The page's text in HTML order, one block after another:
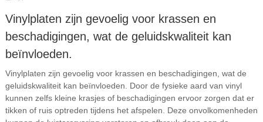
Vinylplaten zijn gevoelig voor krassen en
beschadigingen, wat de geluidskwaliteit kan
beïnvloeden.
Vinylplaten zijn gevoelig voor krassen en beschadigingen, wat de
geluidskwaliteit kan beïnvloeden. Door de fysieke aard van vinyl
kunnen zelfs kleine krasjes of beschadigingen ervoor zorgen dat er
tikken of ruis optreden tijdens het afspelen. Deze onvolkomenheden